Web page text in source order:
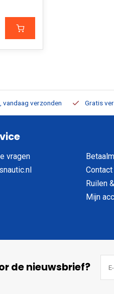
verzonden Gratis
vragen
Contact
Ruilen
Mijn
de nieuwsbrief?